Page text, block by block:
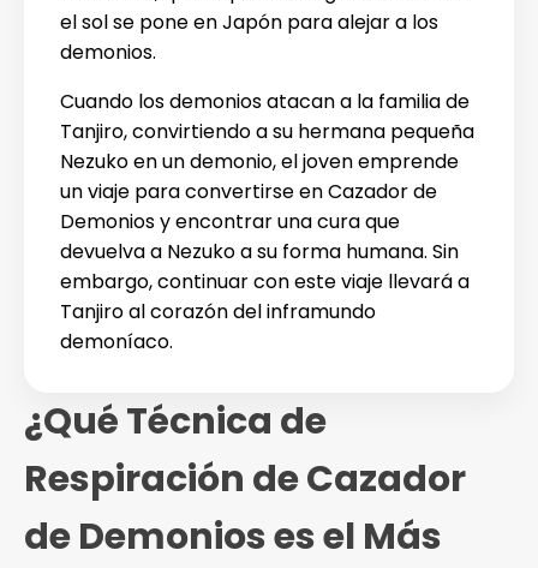
el sol se pone en Japón para alejar a los
demonios.
Cuando los demonios atacan a la familia de
Tanjiro, convirtiendo a su hermana pequeña
Nezuko en un demonio, el joven emprende
un viaje para convertirse en Cazador de
Demonios y encontrar una cura que
devuelva a Nezuko a su forma humana. Sin
embargo, continuar con este viaje llevará a
Tanjiro al corazón del inframundo
demoníaco.
¿Qué Técnica de
Respiración de Cazador
de Demonios es el Más